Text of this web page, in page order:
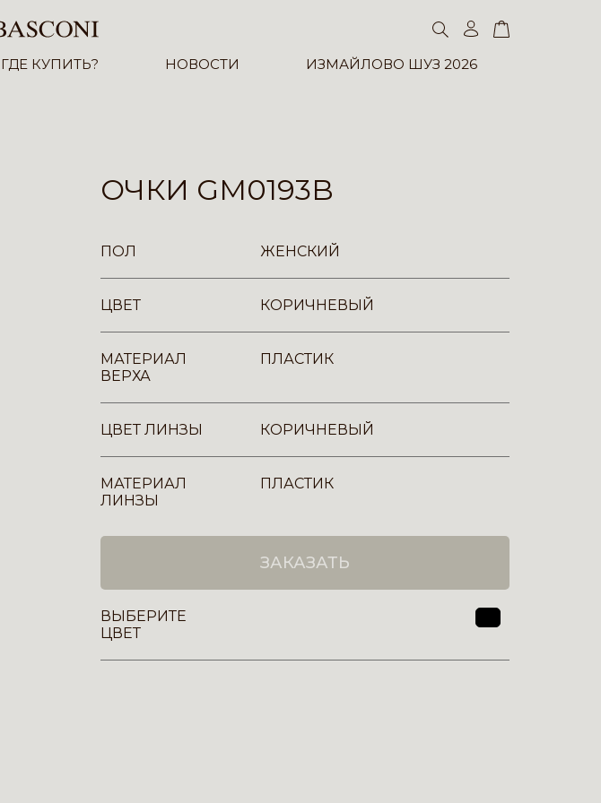
ГДЕ КУПИТЬ? НОВОСТИ ИЗМАЙЛОВО ШУЗ 2026
ОЧКИ GM0193B
ПОЛ ЖЕНСКИЙ
ЦВЕТ КОРИЧНЕВЫЙ
МАТЕРИАЛ
ВЕРХА
ПЛАСТИК
ЦВЕТ ЛИНЗЫ КОРИЧНЕВЫЙ
МАТЕРИАЛ
ЛИНЗЫ
ПЛАСТИК
ЗАКАЗАТЬ
ВЫБЕРИТЕ
ЦВЕТ